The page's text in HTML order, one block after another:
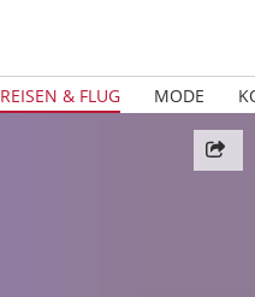
REISEN & FLUG MODE